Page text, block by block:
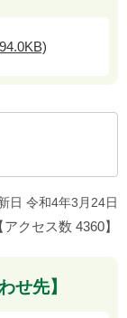
日 令和4年3月24日
アクセス数 4360】
せ先】